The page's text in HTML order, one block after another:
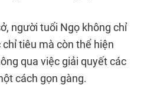
người tuổi Ngọ không chỉ
tiêu mà còn thể hiện
qua việc giải quyết các
cách gọn gàng.